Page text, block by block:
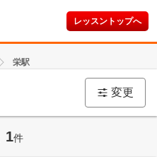
レッスントップへ
栄駅
変更
1件